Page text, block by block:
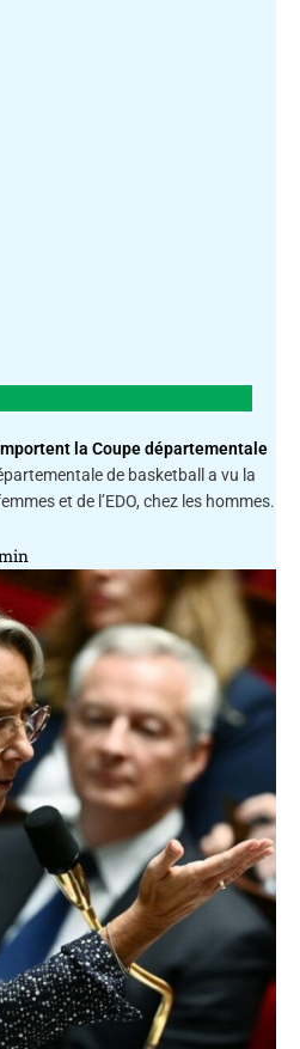
la Coupe départementale
de basketball a vu la
et de l’EDO, chez les hommes.